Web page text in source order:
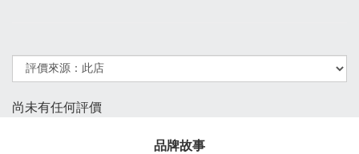
尚未有任何評價
品牌故事